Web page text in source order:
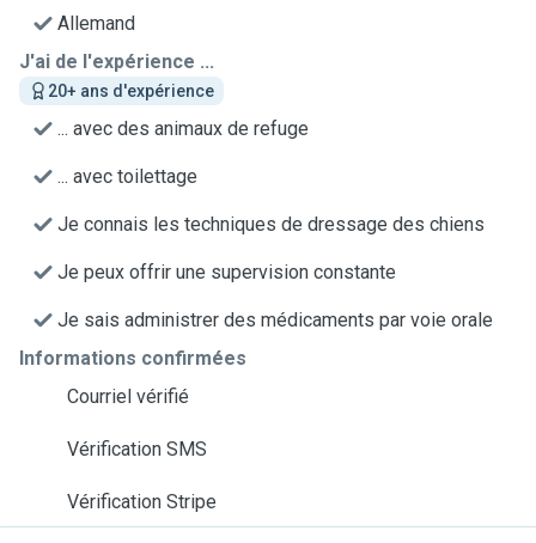
Allemand
J'ai de l'expérience ...
20+ ans d'expérience
... avec des animaux de refuge
... avec toilettage
Je connais les techniques de dressage des chiens
Je peux offrir une supervision constante
Je sais administrer des médicaments par voie orale
Informations confirmées
Courriel vérifié
Vérification SMS
Vérification Stripe